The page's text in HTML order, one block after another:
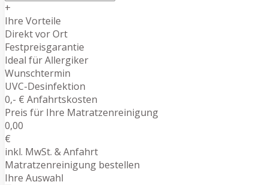
+
Ihre Vorteile
Direkt vor Ort
Festpreisgarantie
Ideal für Allergiker
Wunschtermin
UVC-Desinfektion
0,- € Anfahrtskosten
Preis für Ihre Matratzenreinigung
0,00
€
inkl. MwSt. & Anfahrt
Matratzenreinigung bestellen
Ihre Auswahl